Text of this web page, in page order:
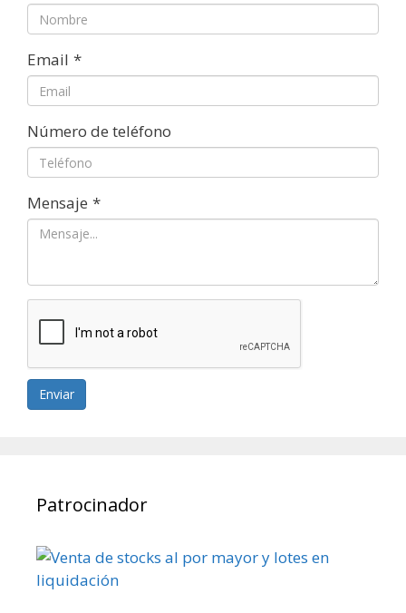
Email *
Número de teléfono
Mensaje *
Enviar
Patrocinador